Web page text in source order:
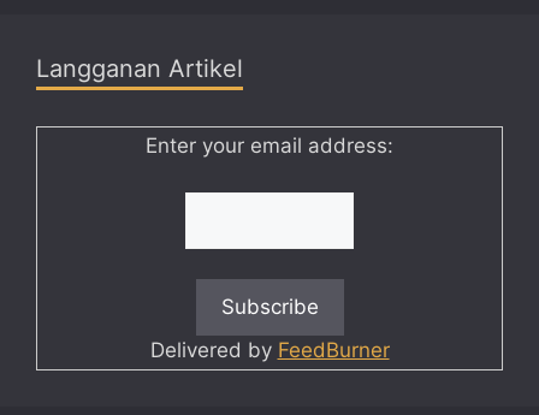
Langganan Artikel
Enter your email address:
Delivered by FeedBurner